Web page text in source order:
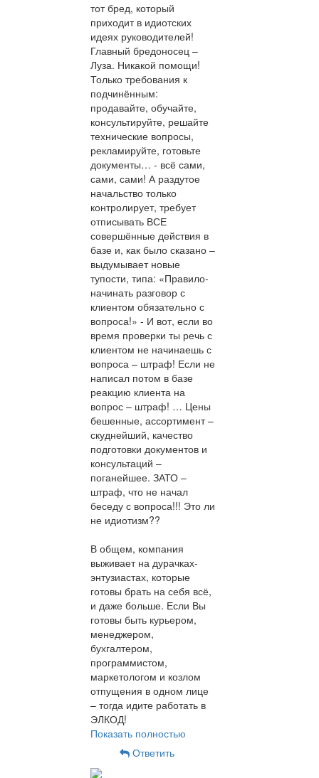
тот бред, который
приходит в идиотских
идеях руководителей!
Главный бредоносец –
Луза. Никакой помощи!
Только требования к
подчинённым:
продавайте, обучайте,
консультируйте, решайте
технические вопросы,
рекламируйте, готовьте
документы… - всё сами,
сами, сами! А раздутое
начальство только
контролирует, требует
отписывать ВСЕ
совершённые действия в
базе и, как было сказано –
выдумывает новые
тупости, типа: «Правило-
начинать разговор с
клиентом обязательно с
вопроса!» - И вот, если во
время проверки ты речь с
клиентом не начинаешь с
вопроса – штраф! Если не
написал потом в базе
реакцию клиента на
вопрос – штраф! … Цены
бешенные, ассортимент –
скуднейший, качество
подготовки документов и
консультаций –
поганейшее. ЗАТО –
штраф, что не начал
беседу с вопроса!!! Это ли
не идиотизм??
В общем, компания
выживает на дурачках-
энтузиастах, которые
готовы брать на себя всё,
и даже больше. Если Вы
готовы быть курьером,
менеджером,
бухгалтером,
программистом,
маркетологом и козлом
отпущения в одном лице
– тогда идите работать в
ЭЛКОД!
Показать полностью
Ответить